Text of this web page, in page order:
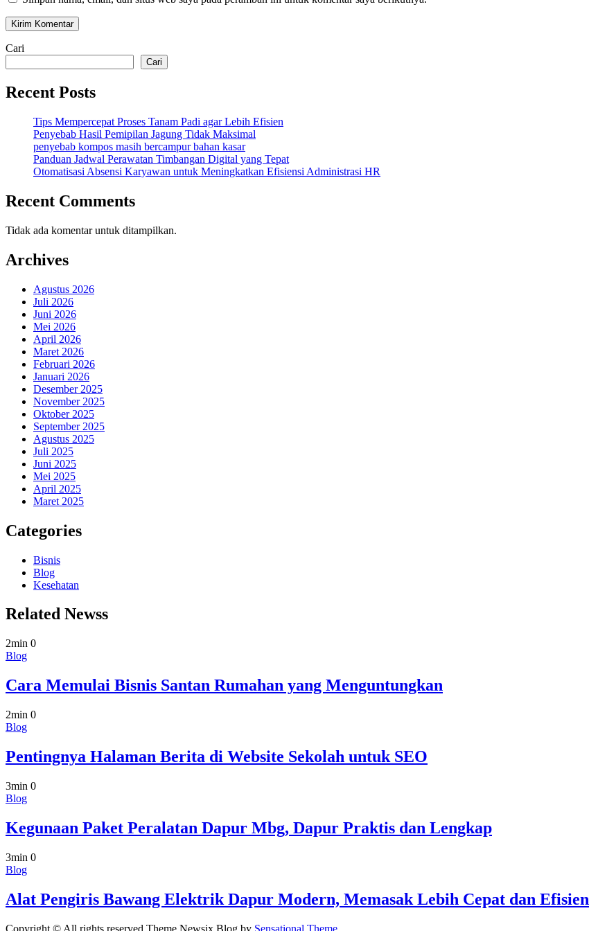
Cari
Cari
Recent Posts
Tips Mempercepat Proses Tanam Padi agar Lebih Efisien
Penyebab Hasil Pemipilan Jagung Tidak Maksimal
penyebab kompos masih bercampur bahan kasar
Panduan Jadwal Perawatan Timbangan Digital yang Tepat
Otomatisasi Absensi Karyawan untuk Meningkatkan Efisiensi Administrasi HR
Recent Comments
Tidak ada komentar untuk ditampilkan.
Archives
Agustus 2026
Juli 2026
Juni 2026
Mei 2026
April 2026
Maret 2026
Februari 2026
Januari 2026
Desember 2025
November 2025
Oktober 2025
September 2025
Agustus 2025
Juli 2025
Juni 2025
Mei 2025
April 2025
Maret 2025
Categories
Bisnis
Blog
Kesehatan
Related Newss
2min 0
Blog
Cara Memulai Bisnis Santan Rumahan yang Menguntungkan
2min 0
Blog
Pentingnya Halaman Berita di Website Sekolah untuk SEO
3min 0
Blog
Kegunaan Paket Peralatan Dapur Mbg, Dapur Praktis dan Lengkap
3min 0
Blog
Alat Pengiris Bawang Elektrik Dapur Modern, Memasak Lebih Cepat dan Efisien
Copyright © All rights reserved.Theme Newsix Blog by Sensational Theme